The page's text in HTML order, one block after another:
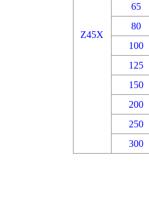
Z45X
65
80
100
125
150
200
250
300